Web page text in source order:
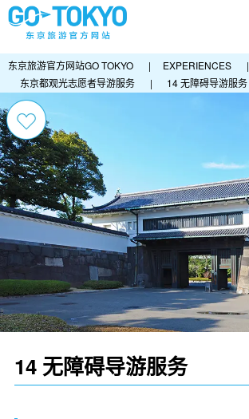
东京旅游官方网站GO TOKYO | EXPERIENCES
|
东京都观光志愿者导游服务
| 14 无障碍导游服务
14 无障碍导游服务